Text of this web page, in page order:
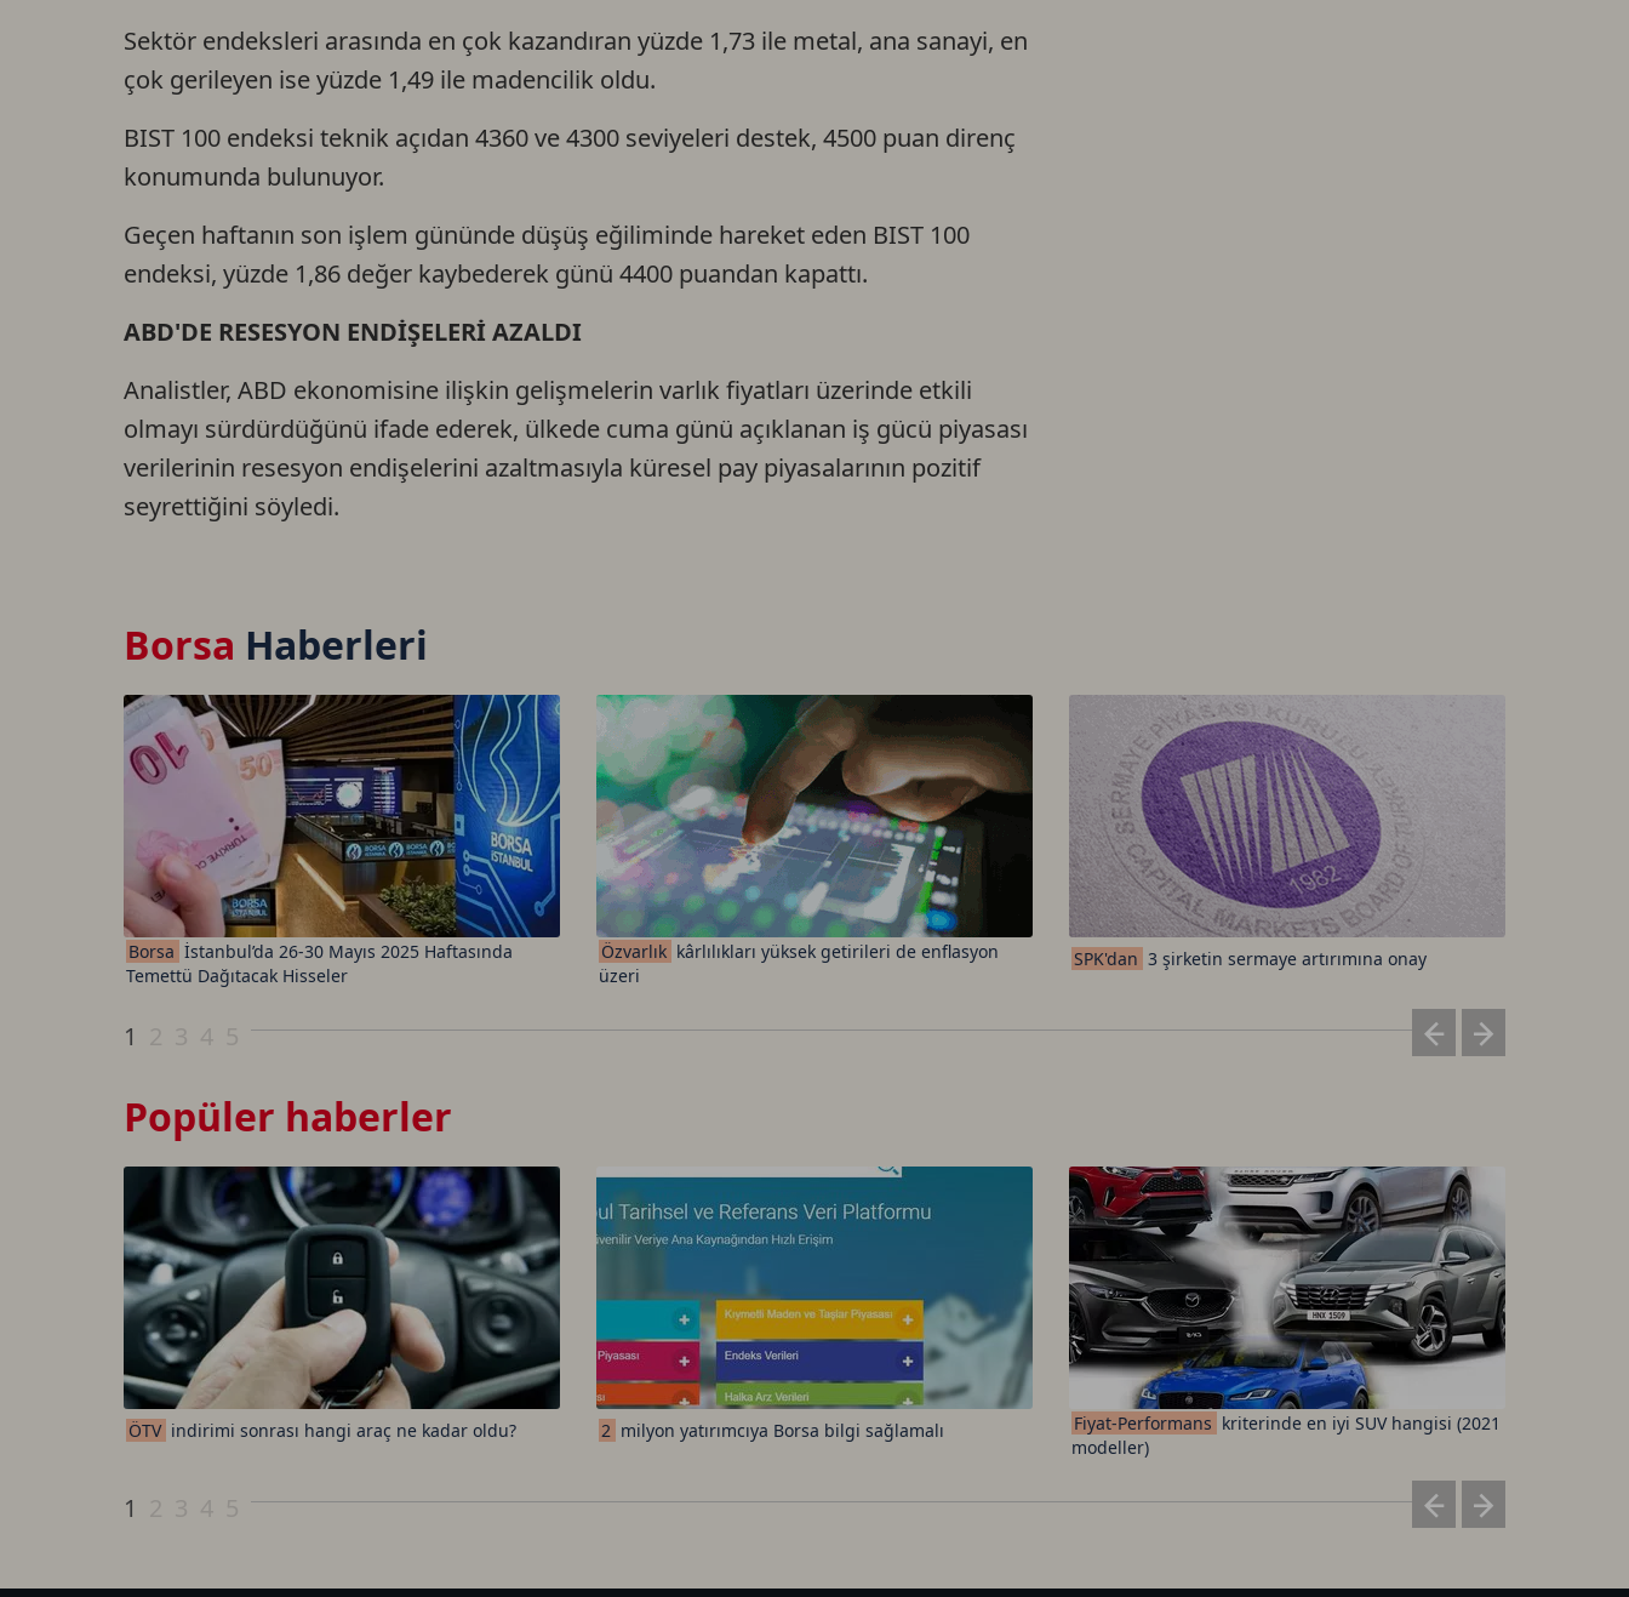
Sektör endeksleri arasında en çok kazandıran yüzde 1,73 ile metal, ana sanayi, en
çok gerileyen ise yüzde 1,49 ile madencilik oldu.
BIST 100 endeksi teknik açıdan 4360 ve 4300 seviyeleri destek, 4500 puan direnç
konumunda bulunuyor.
Geçen haftanın son işlem gününde düşüş eğiliminde hareket eden BIST 100
endeksi, yüzde 1,86 değer kaybederek günü 4400 puandan kapattı.
ABD'DE RESESYON ENDİŞELERİ AZALDI
Analistler, ABD ekonomisine ilişkin gelişmelerin varlık fiyatları üzerinde etkili
olmayı sürdürdüğünü ifade ederek, ülkede cuma günü açıklanan iş gücü piyasası
verilerinin resesyon endişelerini azaltmasıyla küresel pay piyasalarının pozitif
seyrettiğini söyledi.
Borsa Haberleri
Borsa İstanbul’da 26-30 Mayıs 2025 Haftasında
Temettü Dağıtacak Hisseler
Özvarlık kârlılıkları yüksek getirileri de enflasyon
üzeri
SPK'dan 3 şirketin sermaye artırımına onay
1
Popüler haberler
ÖTV indirimi sonrası hangi araç ne kadar oldu? 2 milyon yatırımcıya Borsa bilgi sağlamalı Fiyat-Performans kriterinde en iyi SUV hangisi (2021
modeller)
1